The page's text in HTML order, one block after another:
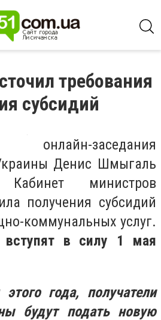
требования
субсидий
заседания
Денис Шмыгаль
министров
получения субсидий
коммунальных услуг.
вступят в силу 1 мая
года, получатели
будут подать новую